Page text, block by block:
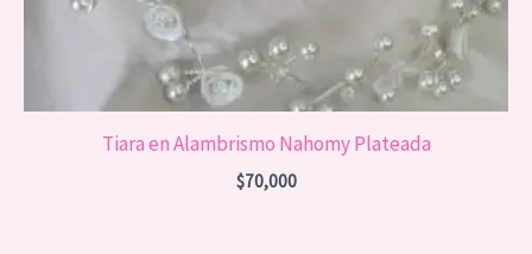
Tiara en Alambrismo Nahomy Plateada
$70,000